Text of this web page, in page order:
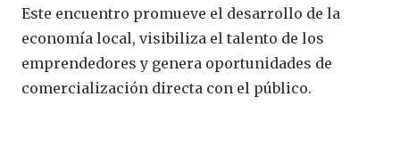
Este encuentro promueve el desarrollo de la
economía local, visibiliza el talento de los
emprendedores y genera oportunidades de
comercialización directa con el público.